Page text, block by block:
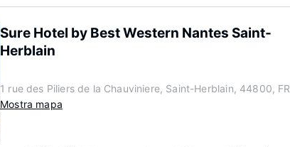
Sure Hotel by Best Western Nantes Saint-
Herblain
1 rue des Piliers de la Chauviniere, Saint-Herblain, 44800, FR
Mostra mapa